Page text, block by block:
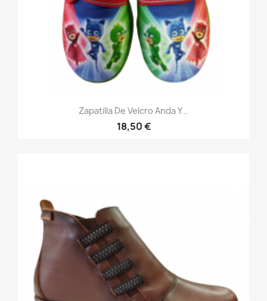
Zapatilla De Velcro Anda Y...
18,50 €